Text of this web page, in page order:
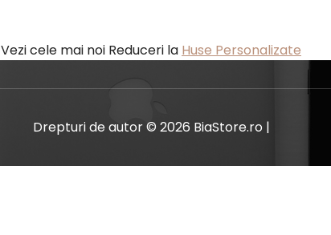
Vezi cele mai noi Reduceri la Huse Personalizate
Drepturi de autor © 2026 BiaStore.ro |